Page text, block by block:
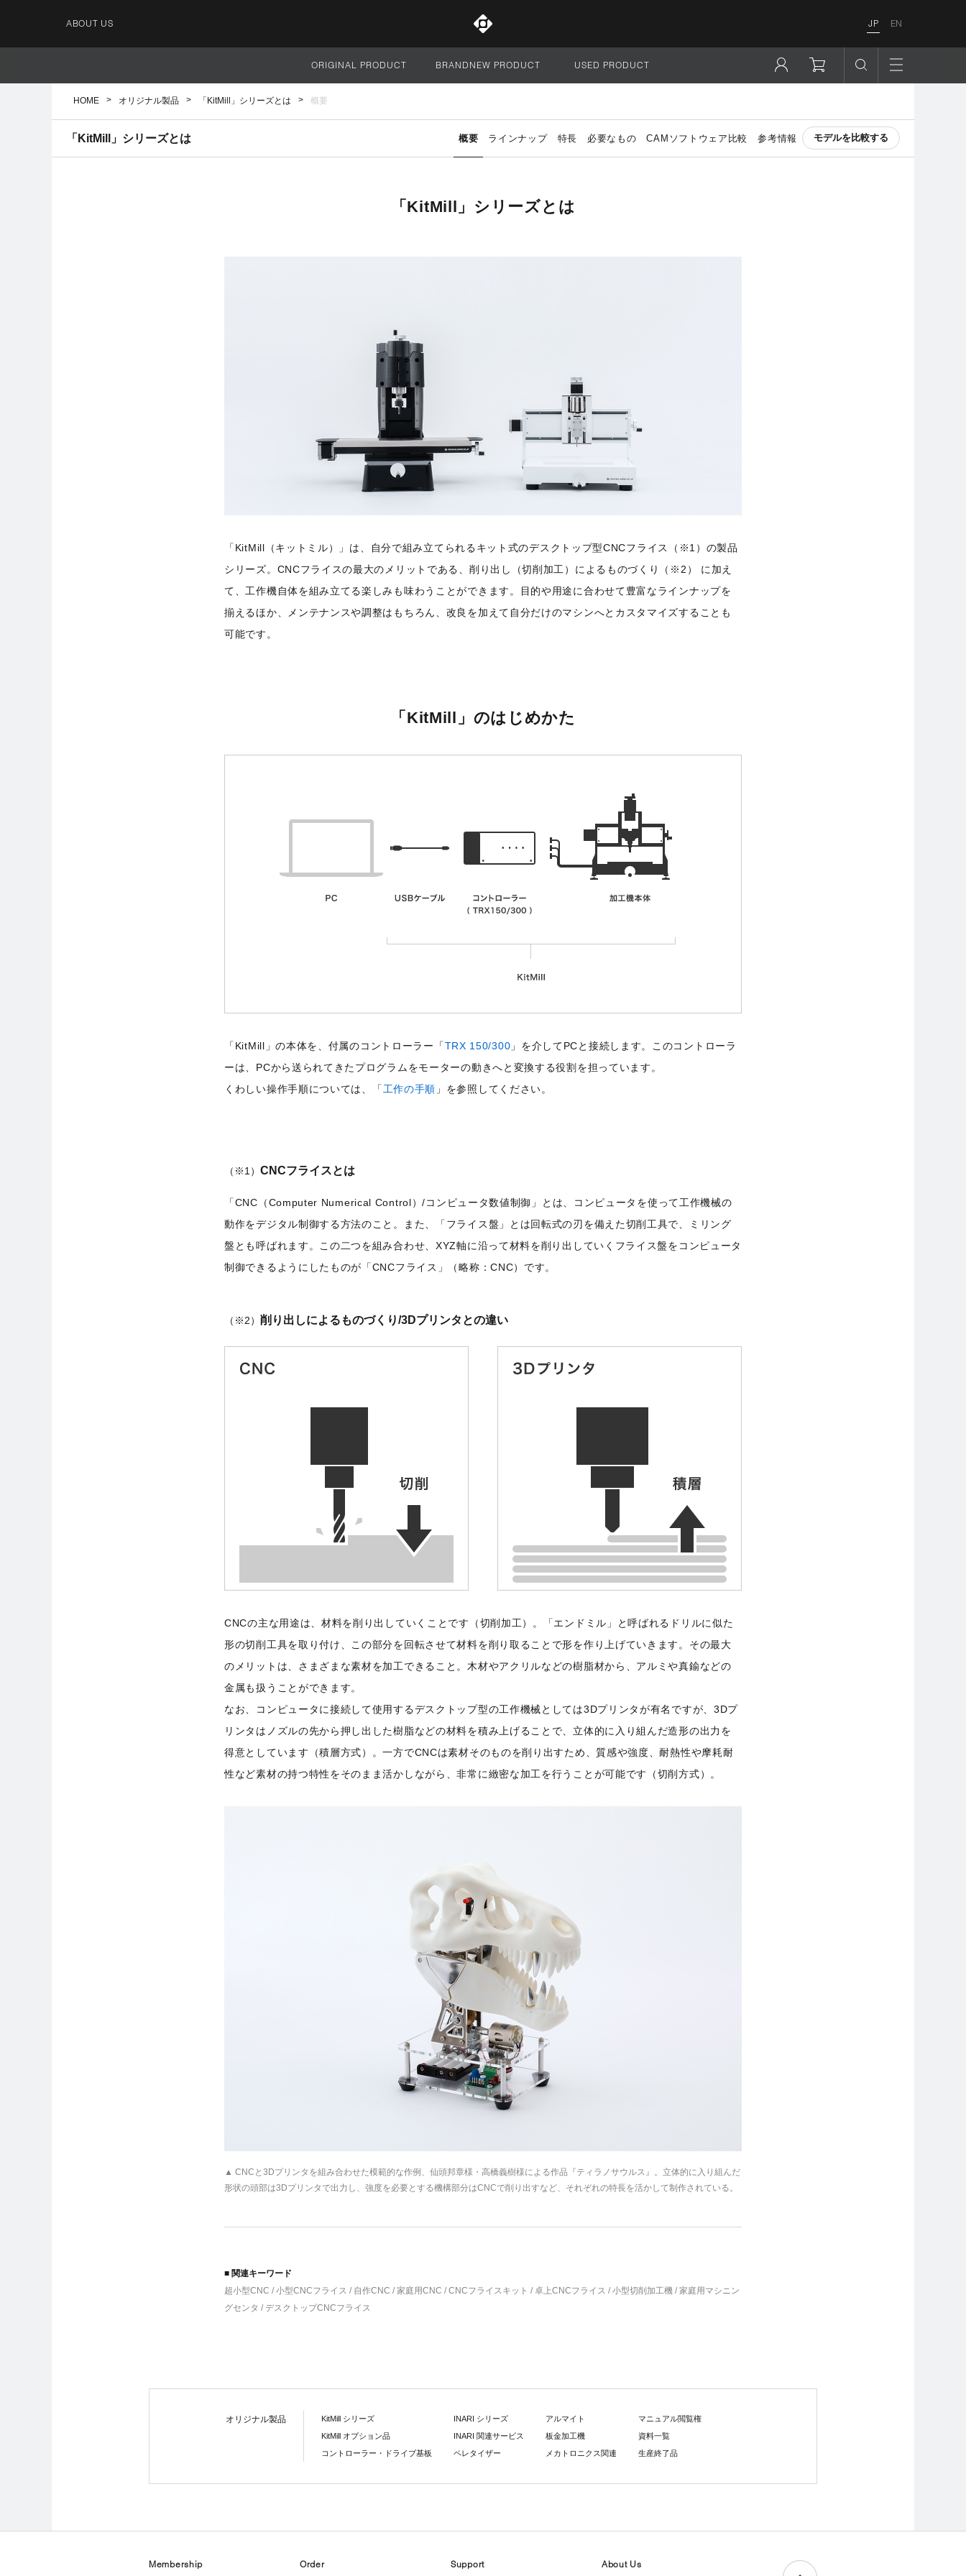
ABOUT US JP EN
サイト全体
ORIGINAL PRODUCT BRANDNEW PRODUCT USED PRODUCT
HOME オリジナル製品 「KitMill」シリーズとは 概要
「KitMill」シリーズとは 概要 ラインナップ 特長 必要なもの CAMソフトウェア比較 参考情報 モデルを比較する
「KitMill」シリーズとは
「KitMill（キットミル）」は、自分で組み立てられるキット式のデスクトップ型CNCフライス（※1）の製品
シリーズ。CNCフライスの最大のメリットである、削り出し（切削加工）によるものづくり（※2） に加え
て、工作機自体を組み立てる楽しみも味わうことができます。目的や用途に合わせて豊富なラインナップを
揃えるほか、メンテナンスや調整はもちろん、改良を加えて自分だけのマシンへとカスタマイズすることも
可能です。
「KitMill」のはじめかた
「KitMill」の本体を、付属のコントローラー「TRX 150/300 」を介してPCと接続します。このコントローラ
ーは、PCから送られてきたプログラムをモーターの動きへと変換する役割を担っています。
くわしい操作手順については、「 工作の手順 」を参照してください。
（※1） CNCフライスとは
「CNC（Computer Numerical Control）/コンピュータ数値制御」とは、コンピュータを使って工作機械の
動作をデジタル制御する方法のこと。また、「フライス盤」とは回転式の刃を備えた切削工具で、ミリング
盤とも呼ばれます。この二つを組み合わせ、XYZ軸に沿って材料を削り出していくフライス盤をコンピュータ
制御できるようにしたものが「CNCフライス」（略称：CNC）です。
（※2） 削り出しによるものづくり/3Dプリンタとの違い
CNCの主な用途は、材料を削り出していくことです（切削加工）。「エンドミル」と呼ばれるドリルに似た
形の切削工具を取り付け、この部分を回転させて材料を削り取ることで形を作り上げていきます。その最大
のメリットは、さまざまな素材を加工できること。木材やアクリルなどの樹脂材から、アルミや真鍮などの
金属も扱うことができます。
なお、コンピュータに接続して使用するデスクトップ型の工作機械としては3Dプリンタが有名ですが、3Dプ
リンタはノズルの先から押し出した樹脂などの材料を積み上げることで、立体的に入り組んだ造形の出力を
得意としています（積層方式）。一方でCNCは素材そのものを削り出すため、質感や強度、耐熱性や摩耗耐
性など素材の持つ特性をそのまま活かしながら、非常に緻密な加工を行うことが可能です（切削方式）。
▲ CNCと3Dプリンタを組み合わせた模範的な作例、仙頭邦章様・高橋義樹様による作品『ティラノサウルス』。立体的に入り組んだ
形状の頭部は3Dプリンタで出力し、強度を必要とする機構部分はCNCで削り出すなど、それぞれの特長を活かして制作されている。
■ 関連キーワード
超小型CNC / 小型CNCフライス / 自作CNC / 家庭用CNC / CNCフライスキット / 卓上CNCフライス / 小型切削加工機 / 家庭用マシニン
グセンタ / デスクトップCNCフライス
オリジナル製品
KitMill シリーズ
KitMill オプション品
コントローラー・ドライブ基板
INARI シリーズ
INARI 関連サービス
ペレタイザー
アルマイト
板金加工機
メカトロニクス関連
マニュアル閲覧権
資料一覧
生産終了品
Membership Order Support About Us